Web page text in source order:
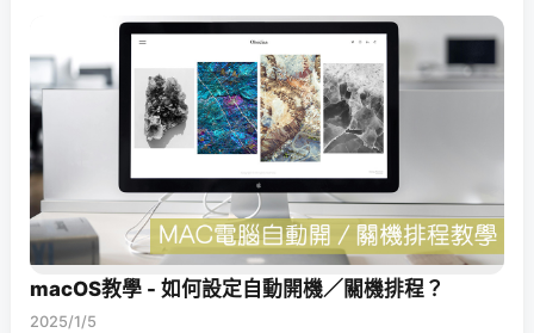
macOS教學 - 如何設定自動開機／關機排程？
2025/1/5